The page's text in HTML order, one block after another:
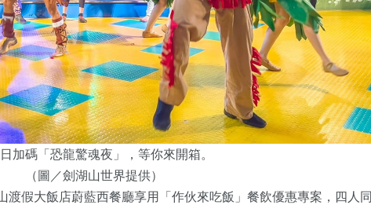
加碼「恐龍驚魂夜」，等你來開箱。
（圖／劍湖山世界提供）
渡假大飯店蔚藍西餐廳享用「作伙來吃飯」餐飲優惠專案，四人同